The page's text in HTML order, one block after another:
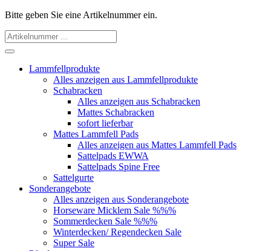
Bitte geben Sie eine Artikelnummer ein.
Lammfellprodukte
Alles anzeigen aus Lammfellprodukte
Schabracken
Alles anzeigen aus Schabracken
Mattes Schabracken
sofort lieferbar
Mattes Lammfell Pads
Alles anzeigen aus Mattes Lammfell Pads
Sattelpads EWWA
Sattelpads Spine Free
Sattelgurte
Sonderangebote
Alles anzeigen aus Sonderangebote
Horseware Micklem Sale %%%
Sommerdecken Sale %%%
Winterdecken/ Regendecken Sale
Super Sale